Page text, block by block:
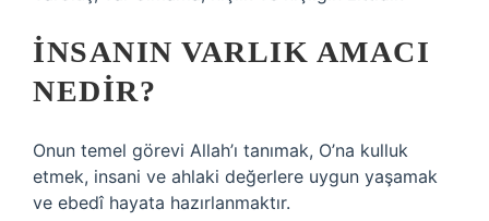
İNSANIN VARLIK AMACI
NEDIR?
Onun temel görevi Allah’ı tanımak, O’na kulluk
etmek, insani ve ahlaki değerlere uygun yaşamak
ve ebedî hayata hazırlanmaktır.